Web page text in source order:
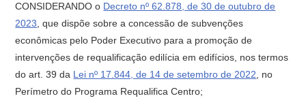
CONSIDERANDO o Decreto nº 62.878, de 30 de outubro de
2023 , que dispõe sobre a concessão de subvenções
econômicas pelo Poder Executivo para a promoção de
intervenções de requalificação edilícia em edifícios, nos termos
do art. 39 da Lei nº 17.844, de 14 de setembro de 2022 , no
Perímetro do Programa Requalifica Centro;